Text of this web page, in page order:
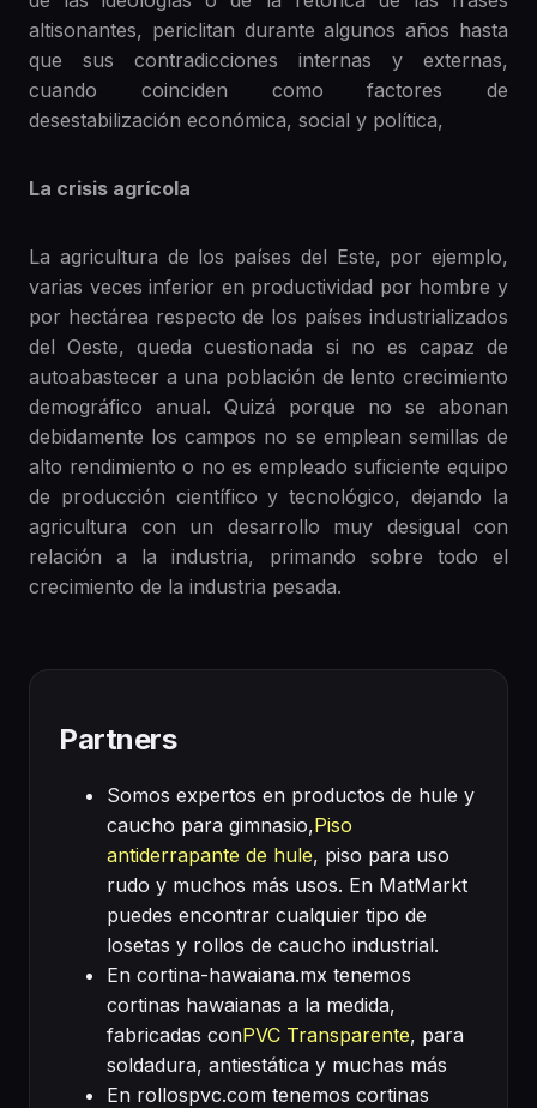
altisonantes, periclitan durante algunos años hasta
que sus contradicciones internas y externas,
cuando coinciden como factores de
desestabilización económica, social y política,
La crisis agrícola
La agricultura de los países del Este, por ejemplo,
varias veces inferior en productividad por hombre y
por hectárea respecto de los países industrializados
del Oeste, queda cuestionada si no es capaz de
autoabastecer a una población de lento crecimiento
demográfico anual. Quizá porque no se abonan
debidamente los campos no se emplean semillas de
alto rendimiento o no es empleado suficiente equipo
de producción científico y tecnológico, dejando la
agricultura con un desarrollo muy desigual con
relación a la industria, primando sobre todo el
crecimiento de la industria pesada.
Partners
Somos expertos en productos de hule y
caucho para gimnasio,Piso
antiderrapante de hule, piso para uso
rudo y muchos más usos. En MatMarkt
puedes encontrar cualquier tipo de
losetas y rollos de caucho industrial.
En cortina-hawaiana.mx tenemos
cortinas hawaianas a la medida,
fabricadas conPVC Transparente, para
soldadura, antiestática y muchas más
En rollospvc.com tenemos cortinas